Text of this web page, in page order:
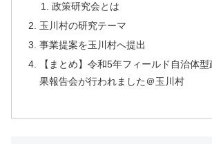
政策研究会とは
玉川村の研究テーマ
事業提案を玉川村へ提出
【まとめ】令和5年フィールド自治体
果報告会が行われました＠玉川村